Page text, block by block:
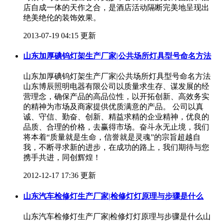
店自成一体的天作之合，是酒店活动隔断完美地呈现出
绝美绝伦的装饰效果。
2013-07-19 04:15 更新
山东加厚碘钨灯架生产厂家|公共场所灯具型号命名方法
山东加厚碘钨灯架生产厂家|公共场所灯具型号命名方法
山东博辰照明电器有限公司以质量求生存、谋发展的经
营理念，确保产品的高品位性，以开拓创新、高效务实
的精神为市场及商家提供优质满意的产品。 公司以真
诚、守信、勤奋、创新、精益求精的企业精神，优良的
品质、合理的价格，去赢得市场。奋斗永无止境，我们
将本着“质量就是生命，信誉就是灵魂”的宗旨超越自
我，不断寻求新的进步，在成功的路上，我们期待与您
携手共进，同创辉煌！
2012-12-17 17:36 更新
山东汽车检修灯生产厂家|检修灯灯原理与步骤是什么
山东汽车检修灯生产厂家|检修灯灯原理与步骤是什么山